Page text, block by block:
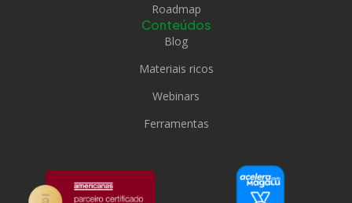
Roadmap
Conteúdos
Blog
Materiais ricos
Webinars
Ferramentas